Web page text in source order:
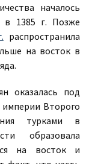
началось
в 1385 г. Позже
распространила
на восток в
оказалась под
империи Второго
турками в
образовала
на восток и